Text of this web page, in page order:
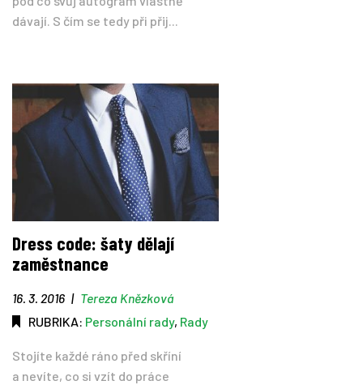
dávají. S čím se tedy při přij...
Dress code: šaty dělají
zaměstnance
16. 3. 2016 | Tereza Knězková
RUBRIKA: Personální rady, Rady
Stojíte každé ráno před skříní
a nevíte, co si vzít do práce